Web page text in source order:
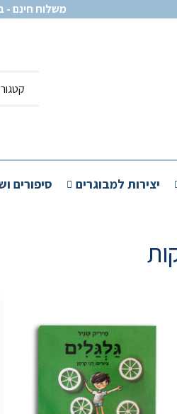
משלוח חינם -
יצירות למבוגרים סיפורים